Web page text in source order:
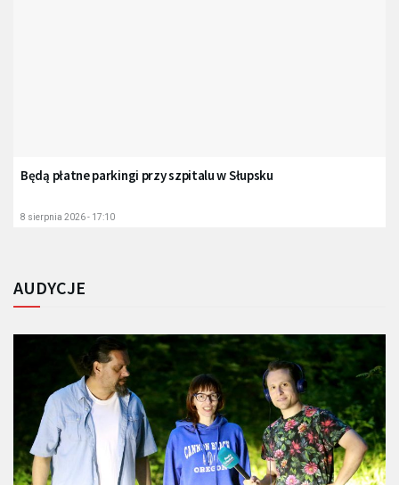
Będą płatne parkingi przy szpitalu w Słupsku
8 sierpnia 2026 - 17:10
AUDYCJE